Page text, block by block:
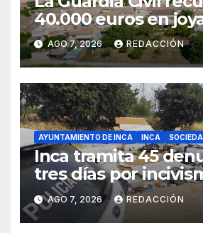
40.000 euros en
robadas en una
Sineu
AGO 7, 2026 REDACCIÓN
AYUNTAMIENTO DE INCA INCA
Inca tramita 45
tres días por
gestión de residuos
AGO 7, 2026 REDACCIÓN